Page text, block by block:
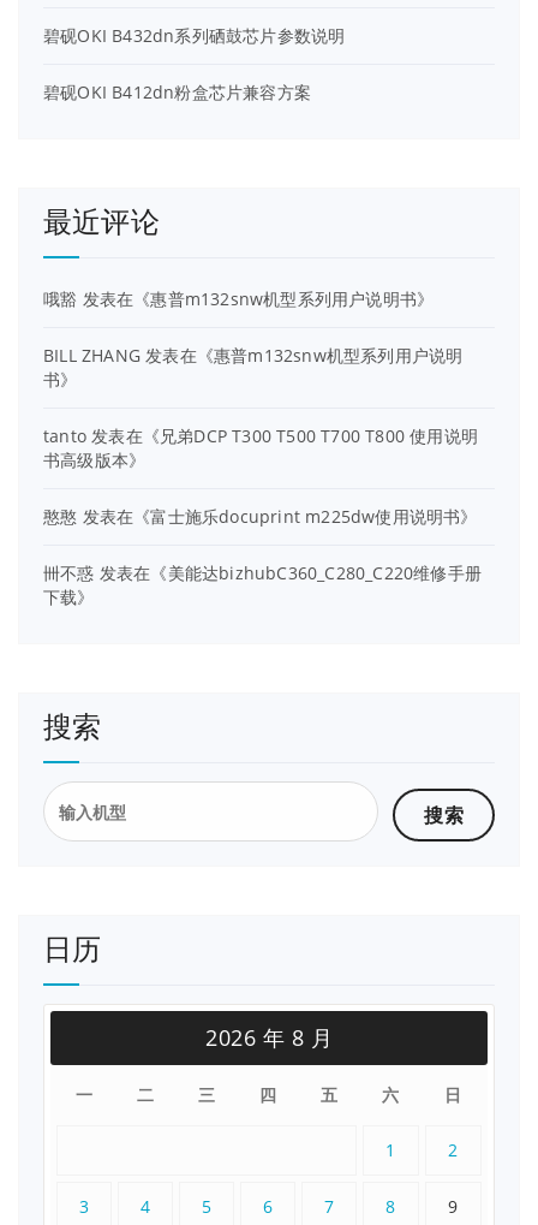
碧砚OKI B432dn系列硒鼓芯片参数说明
碧砚OKI B412dn粉盒芯片兼容方案
最近评论
哦豁 发表在《惠普m132snw机型系列用户说明书》
BILL ZHANG 发表在《惠普m132snw机型系列用户说明
书》
tanto 发表在《 兄弟DCP T300 T500 T700 T800 使用说明
书高级版本》
憨憨 发表在《富士施乐docuprint m225dw使用说明书》
卌不惑 发表在《美能达bizhubC360_C280_C220维修手册
下载》
搜索
搜
索：
日历
2026 年 8 月
一 二 三 四 五 六 日
1 2
3 4 5 6 7 8 9